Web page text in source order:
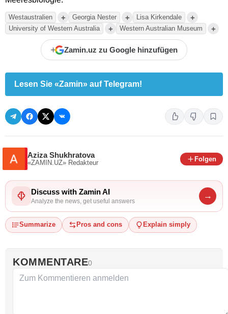
Westaustralien + Georgia Nester + Lisa Kirkendale +
University of Western Australia + Western Australian Museum +
+ Zamin.uz zu Google hinzufügen
Lesen Sie «Zamin» auf Telegram!
Aziza Shukhratova
«ZAMIN.UZ» Redakteur
Folgen
Discuss with Zamin AI
Analyze the news, get useful answers
→
Summarize Pros and cons Explain simply
KOMMENTARE0